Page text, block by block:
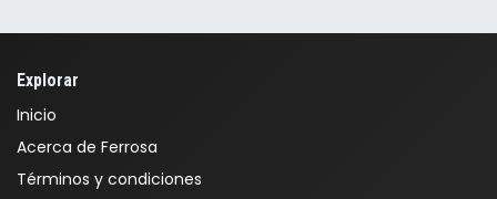
Explorar
Inicio
Acerca de Ferrosa
Términos y condiciones